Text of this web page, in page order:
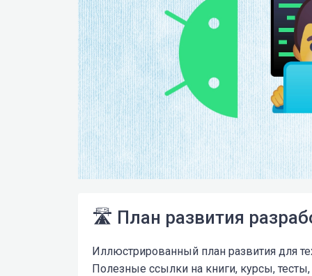
🛣️ План развития
Иллюстрированный план развития для
Полезные ссылки на книги, курсы,